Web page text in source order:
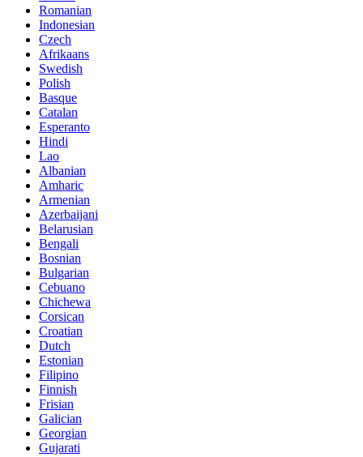
Romanian
Indonesian
Czech
Afrikaans
Swedish
Polish
Basque
Catalan
Esperanto
Hindi
Lao
Albanian
Amharic
Armenian
Azerbaijani
Belarusian
Bengali
Bosnian
Bulgarian
Cebuano
Chichewa
Corsican
Croatian
Dutch
Estonian
Filipino
Finnish
Frisian
Galician
Georgian
Gujarati